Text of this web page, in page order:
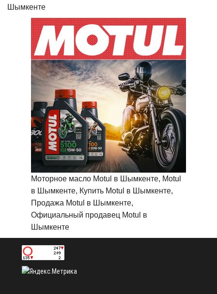
Шымкенте
Моторное масло Motul в Шымкенте, Motul
в Шымкенте, Купить Motul в Шымкенте,
Продажа Motul в Шымкенте,
Официальный продавец Motul в
Шымкенте